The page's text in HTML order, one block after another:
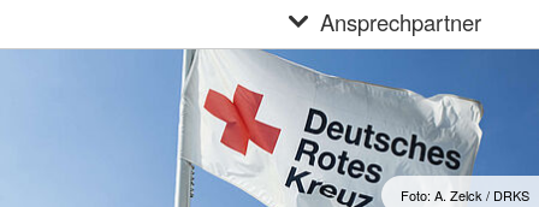
Ansprechpartner
Foto: A. Zelck / DRKS